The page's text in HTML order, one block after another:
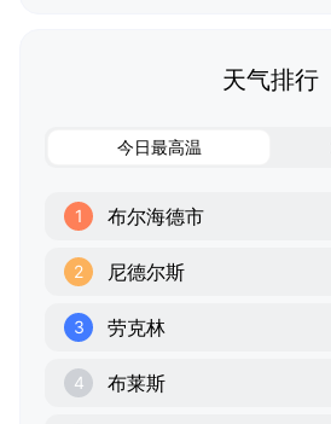
天气排行
今日最高温
1 布尔海德市
2 尼德尔斯
3 劳克林
4 布莱斯